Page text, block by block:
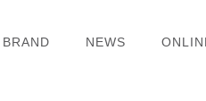
BRAND NEWS